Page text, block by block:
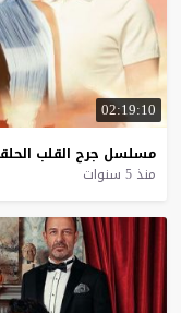
02:19:10
مسلسل جرح القلب
منذ 5 سنوات